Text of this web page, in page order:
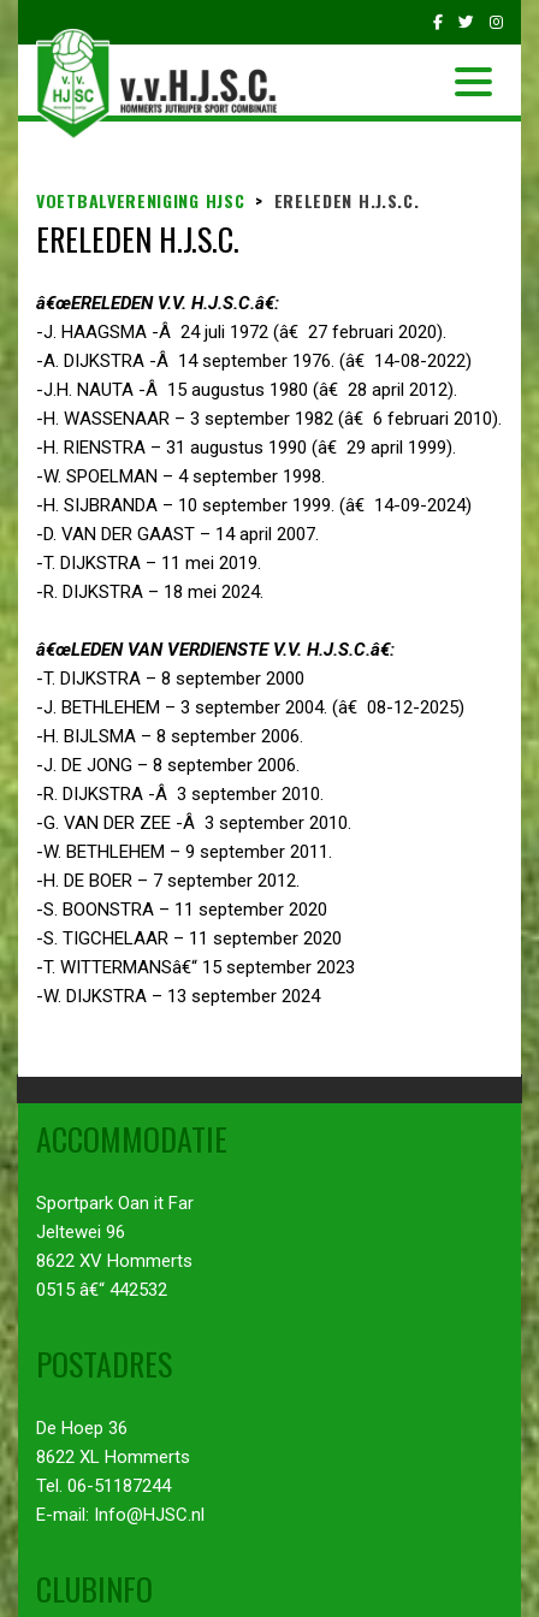
VOETBALVERENIGING HJSC > ERELEDEN H.J.S.C.
ERELEDEN H.J.S.C.
â€œERELEDEN V.V. H.J.S.C.â€:
-J. HAAGSMA -Â 24 juli 1972 (â€ 27 februari 2020).
-A. DIJKSTRA -Â 14 september 1976. (â€ 14-08-2022)
-J.H. NAUTA -Â 15 augustus 1980 (â€ 28 april 2012).
-H. WASSENAAR – 3 september 1982 (â€ 6 februari 2010).
-H. RIENSTRA – 31 augustus 1990 (â€ 29 april 1999).
-W. SPOELMAN – 4 september 1998.
-H. SIJBRANDA – 10 september 1999. (â€ 14-09-2024)
-D. VAN DER GAAST – 14 april 2007.
-T. DIJKSTRA – 11 mei 2019.
-R. DIJKSTRA – 18 mei 2024.
â€œLEDEN VAN VERDIENSTE V.V. H.J.S.C.â€:
-T. DIJKSTRA – 8 september 2000
-J. BETHLEHEM – 3 september 2004. (â€ 08-12-2025)
-H. BIJLSMA – 8 september 2006.
-J. DE JONG – 8 september 2006.
-R. DIJKSTRA -Â 3 september 2010.
-G. VAN DER ZEE -Â 3 september 2010.
-W. BETHLEHEM – 9 september 2011.
-H. DE BOER – 7 september 2012.
-S. BOONSTRA – 11 september 2020
-S. TIGCHELAAR – 11 september 2020
-T. WITTERMANSâ€“ 15 september 2023
-W. DIJKSTRA – 13 september 2024
ACCOMMODATIE
Sportpark Oan it Far
Jeltewei 96
8622 XV Hommerts
0515 â€“ 442532
POSTADRES
De Hoep 36
8622 XL Hommerts
Tel. 06-51187244
E-mail: Info@HJSC.nl
CLUBINFO